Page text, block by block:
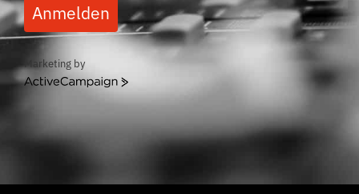
Anmelden
Marketing by
ActiveCampaign